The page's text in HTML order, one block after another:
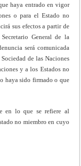
haya entrado en vigor
o para el Estado no
sus efectos a partir de
General de la
será comunicada
de las Naciones
y a los Estados no
haya sido firmado o que
en lo que se refiere al
no miembro en cuyo